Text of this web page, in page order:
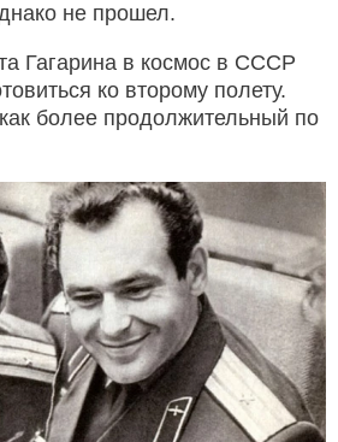
не прошел.
Гагарина в космос в СССР
ко второму полету.
более продолжительный по